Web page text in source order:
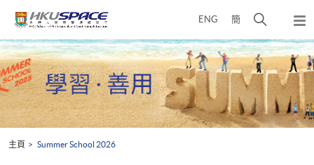
content
ENG 簡
開
搜
尋
介
面
彈
出
主
選
單
Main
content
start
主頁 Summer School 2026